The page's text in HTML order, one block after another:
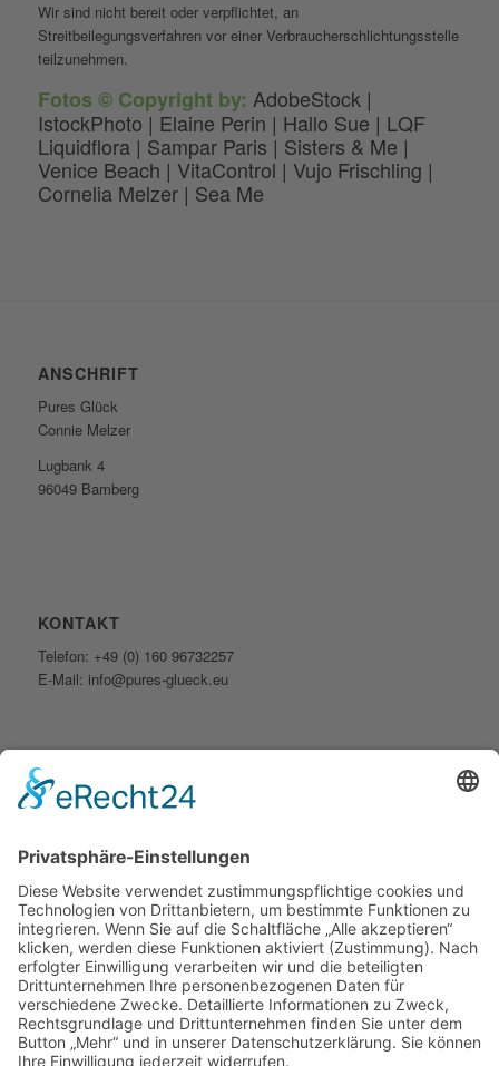
Wir sind nicht bereit oder verpflichtet, an
Streitbeilegungsverfahren vor einer Verbraucherschlichtungsstelle
teilzunehmen.
Fotos © Copyright by: AdobeStock |
IstockPhoto | Elaine Perin | Hallo Sue | LQF
Liquidflora | Sampar Paris | Sisters & Me |
Venice Beach | VitaControl | Vujo Frischling |
Cornelia Melzer | Sea Me
ANSCHRIFT
Pures Glück
Connie Melzer
Lugbank 4
96049 Bamberg
KONTAKT
Telefon: +49 (0) 160 96732257
E-Mail: info@pures-glueck.eu
ÖFFNUNGSZEITEN
Montag: Nach telefonischer Vereinbarung
Dienstag: 10.00 – 17.00 Uhr
Mittwoch: 10.00 – 17.00 Uhr
Donnerstag: 10.00 – 17.00 Uhr
Freitag: 10.00 – 17.00 Uhr
Samstag: Nach telefonischer Vereinbarung